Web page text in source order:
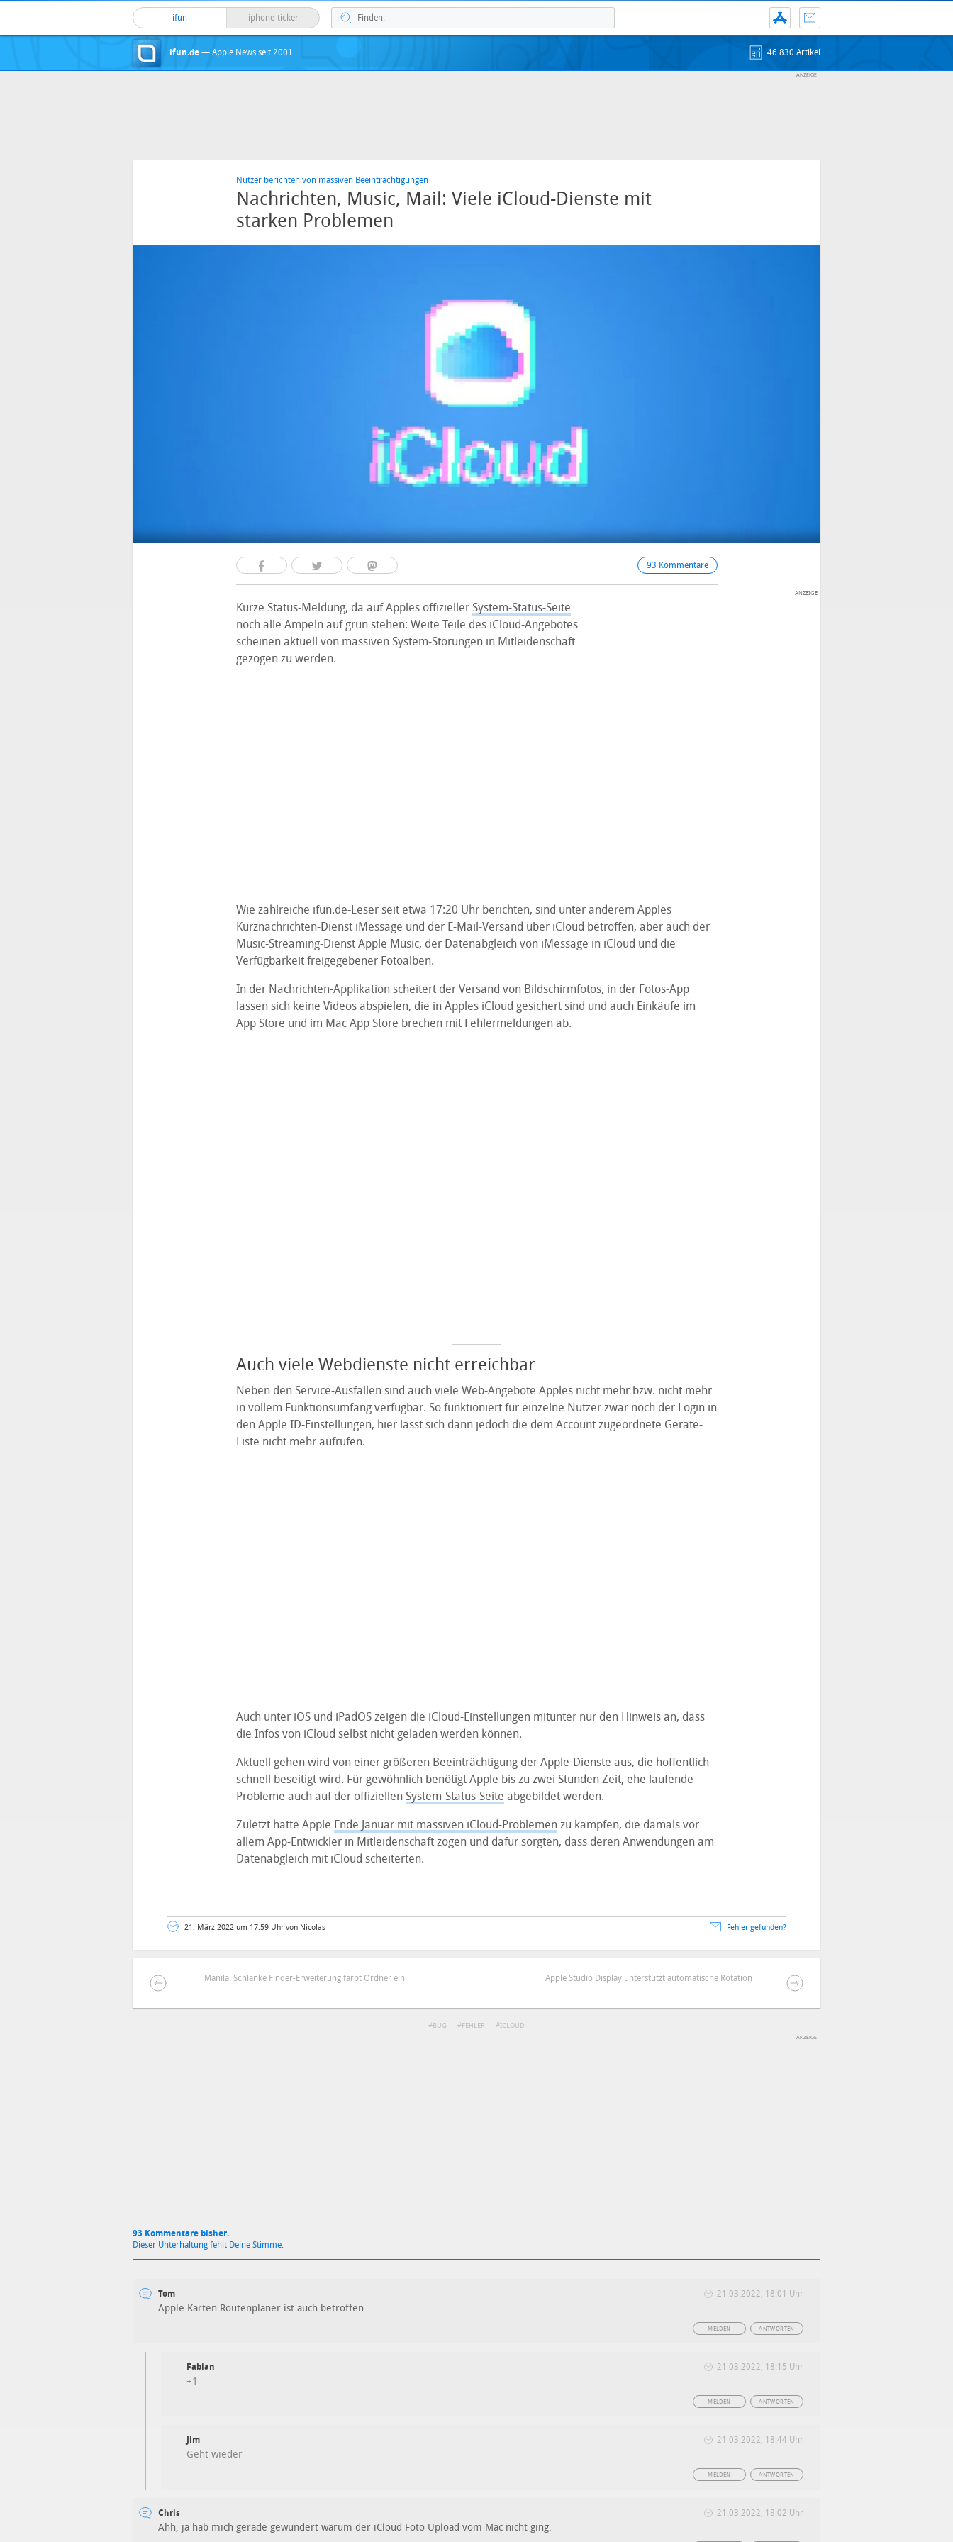
ifun iphone-ticker
ifun.de — Apple News seit 2001. 46 830 Artikel
Nutzer berichten von massiven Beeinträchtigungen
Nachrichten, Music, Mail: Viele iCloud-Dienste mit
starken Problemen
93 Kommentare
Kurze Status-Meldung, da auf Apples offizieller System-Status-Seite
noch alle Ampeln auf grün stehen: Weite Teile des iCloud-Angebotes
scheinen aktuell von massiven System-Störungen in Mitleidenschaft
gezogen zu werden.
Wie zahlreiche ifun.de-Leser seit etwa 17:20 Uhr berichten, sind unter anderem Apples
Kurznachrichten-Dienst iMessage und der E-Mail-Versand über iCloud betroffen, aber auch der
Music-Streaming-Dienst Apple Music, der Datenabgleich von iMessage in iCloud und die
Verfügbarkeit freigegebener Fotoalben.
In der Nachrichten-Applikation scheitert der Versand von Bildschirmfotos, in der Fotos-App
lassen sich keine Videos abspielen, die in Apples iCloud gesichert sind und auch Einkäufe im
App Store und im Mac App Store brechen mit Fehlermeldungen ab.
Auch viele Webdienste nicht erreichbar
Neben den Service-Ausfällen sind auch viele Web-Angebote Apples nicht mehr bzw. nicht mehr
in vollem Funktionsumfang verfügbar. So funktioniert für einzelne Nutzer zwar noch der Login in
den Apple ID-Einstellungen, hier lässt sich dann jedoch die dem Account zugeordnete Geräte-
Liste nicht mehr aufrufen.
Auch unter iOS und iPadOS zeigen die iCloud-Einstellungen mitunter nur den Hinweis an, dass
die Infos von iCloud selbst nicht geladen werden können.
Aktuell gehen wird von einer größeren Beeinträchtigung der Apple-Dienste aus, die hoffentlich
schnell beseitigt wird. Für gewöhnlich benötigt Apple bis zu zwei Stunden Zeit, ehe laufende
Probleme auch auf der offiziellen System-Status-Seite abgebildet werden.
Zuletzt hatte Apple Ende Januar mit massiven iCloud-Problemenzu kämpfen, die damals vor
allem App-Entwickler in Mitleidenschaft zogen und dafür sorgten, dass deren Anwendungen am
Datenabgleich mit iCloud scheiterten.
21. März 2022 um 17:59 Uhr von Nicolas Fehler gefunden?
Manila: Schlanke Finder-Erweiterung färbt Ordner ein Apple Studio Display unterstützt automatische Rotation
BUG FEHLER ICLOUD
93 Kommentare bisher.
Dieser Unterhaltung fehlt Deine Stimme.
Tom 21.03.2022, 18:01 Uhr
Apple Karten Routenplaner ist auch betroffen
ANTWORTEN
MELDEN
Fabian 21.03.2022, 18:15 Uhr
+1
ANTWORTEN
MELDEN
Jim 21.03.2022, 18:44 Uhr
Geht wieder
ANTWORTEN
MELDEN
Chris 21.03.2022, 18:02 Uhr
Ahh, ja hab mich gerade gewundert warum der iCloud Foto Upload vom Mac nicht ging.